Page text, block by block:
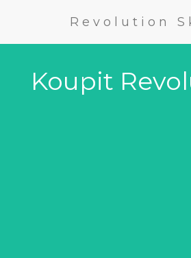
Revolution
Koupit